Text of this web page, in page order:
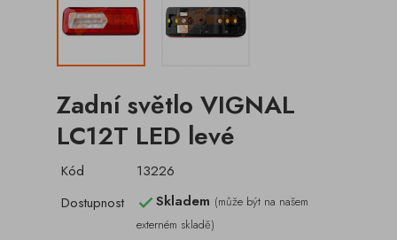
Zadní světlo VIGNAL
LC12T LED levé
Kód
13226
Dostupnost
Skladem (může být na našem
externém skladě)